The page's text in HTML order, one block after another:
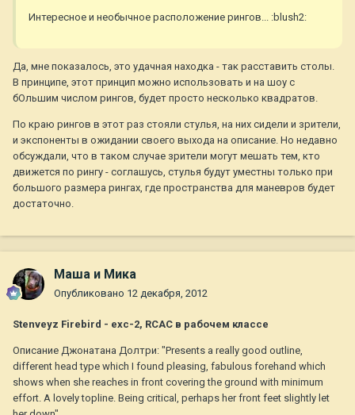
Интересное и необычное расположение рингов... :blush2:
Да, мне показалось, это удачная находка - так расставить столы.
В принципе, этот принцип можно использовать и на шоу с
бОльшим числом рингов, будет просто несколько квадратов.
По краю рингов в этот раз стояли стулья, на них сидели и зрители,
и экспоненты в ожидании своего выхода на описание. Но недавно
обсуждали, что в таком случае зрители могут мешать тем, кто
движется по рингу - соглашусь, стулья будут уместны только при
большого размера рингах, где пространства для маневров будет
достаточно.
Маша и Мика
Опубликовано 12 декабря, 2012
Stenveyz Firebird - exc-2, RCAC в рабочем классе
Описание Джонатана Долтри: "Presents a really good outline,
different head type which I found pleasing, fabulous forehand which
shows when she reaches in front covering the ground with minimum
effort. A lovely topline. Being critical, perhaps her front feet slightly let